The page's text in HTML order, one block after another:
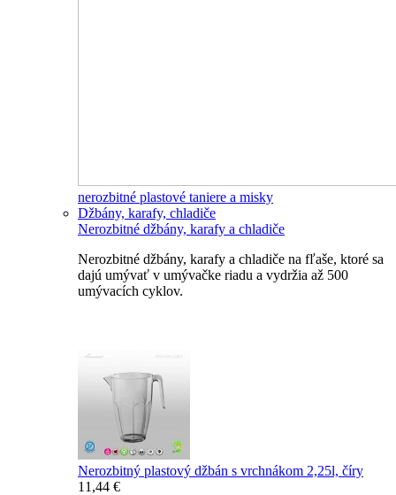
nerozbitné plastové taniere a misky
Džbány, karafy, chladiče
Nerozbitné džbány, karafy a chladiče
Nerozbitné džbány, karafy a chladiče na fľaše, ktoré sa
dajú umývať v umývačke riadu a vydržia až 500
umývacích cyklov.
Nerozbitný plastový džbán s vrchnákom 2,25l, číry
11,44 €